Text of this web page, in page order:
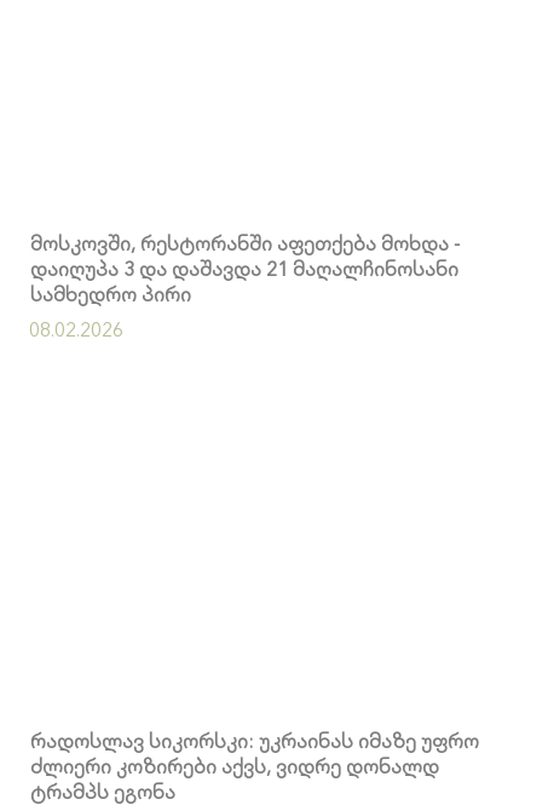
მოსკოვში, რესტორანში აფეთქება მოხდა -
დაიღუპა 3 და დაშავდა 21 მაღალჩინოსანი
სამხედრო პირი
08.02.2026
რადოსლავ სიკორსკი: უკრაინას იმაზე უფრო
ძლიერი კოზირები აქვს, ვიდრე დონალდ
ტრამპს ეგონა